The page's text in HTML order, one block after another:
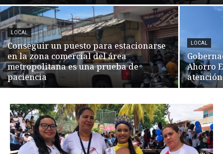
LOCAL
Conseguir un puesto para estacionarse
en la zona comercial del área
metropolitana es una prueba de
paciencia
LOCAL
Ahorro
atención